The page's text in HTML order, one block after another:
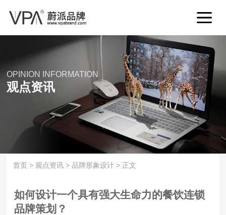
OPINION INFORMATION
观点资讯
首页 > 观点资讯 >品牌形象设计 > 正文
如何设计一个具有强大生命力的餐饮连锁
品牌策划？